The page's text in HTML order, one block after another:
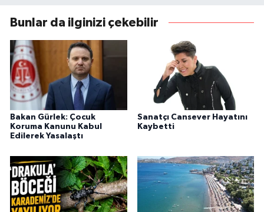
Bunlar da ilginizi çekebilir
Bakan Gürlek: Çocuk
Koruma Kanunu Kabul
Edilerek Yasalaştı
Sanatçı Cansever Hayatını
Kaybetti